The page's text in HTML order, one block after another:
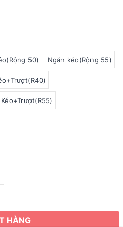
50) Ngăn kéo(Rộng 55)
HÀNG